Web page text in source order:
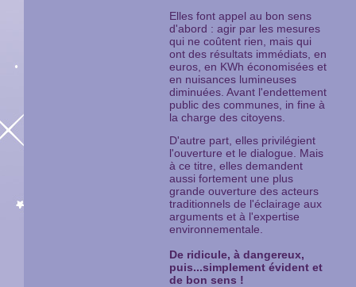
Elles font appel au bon sens
d'abord : agir par les mesures
qui ne coûtent rien, mais qui
ont des résultats immédiats, en
euros, en KWh économisées et
en nuisances lumineuses
diminuées. Avant l'endettement
public des communes, in fine à
la charge des citoyens.
D'autre part, elles privilégient
l'ouverture et le dialogue. Mais
à ce titre, elles demandent
aussi fortement une plus
grande ouverture des acteurs
traditionnels de l'éclairage aux
arguments et à l'expertise
environnementale.
De ridicule, à dangereux,
puis...simplement évident et
de bon sens !